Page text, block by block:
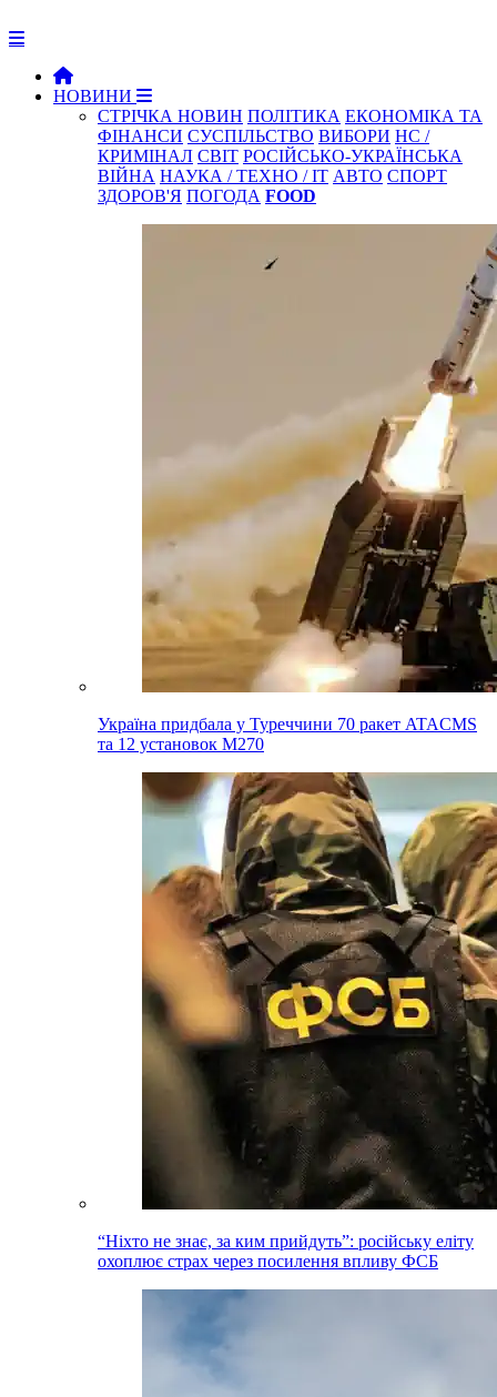
НОВИНИ
СТРІЧКА НОВИН ПОЛІТИКА ЕКОНОМІКА ТА
ФІНАНСИ СУСПІЛЬСТВО ВИБОРИ НС /
КРИМІНАЛ СВІТ РОСІЙСЬКО-УКРАЇНСЬКА
ВІЙНА НАУКА / ТЕХНО / IT АВТО СПОРТ
ЗДОРОВ'Я ПОГОДА FOOD
Україна придбала у Туреччини 70 ракет ATACMS
та 12 установок M270
“Ніхто не знає, за ким прийдуть”: російську еліту
охоплює страх через посилення впливу ФСБ